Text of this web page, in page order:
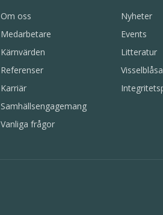
Om oss
Medarbetare
Kärnvärden
Referenser
Karriär
Samhällsengagemang
Vanliga frågor
Nyheter
Events
Litteratur